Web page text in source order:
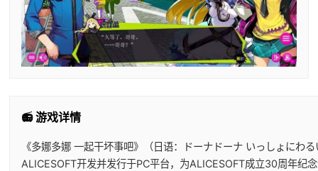
📻 游戏详情
《多娜多娜 一起干坏事吧》（日语：ドーナドーナ いっしょにわ
ALICESOFT开发并发行于PC平台，为ALICESOFT成立30周年纪